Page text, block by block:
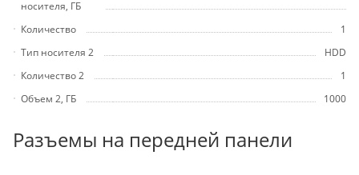
носителя, ГБ
Количество
1
Тип носителя 2
HDD
Количество 2
1
Объем 2, ГБ
1000
Разъемы на передней панели